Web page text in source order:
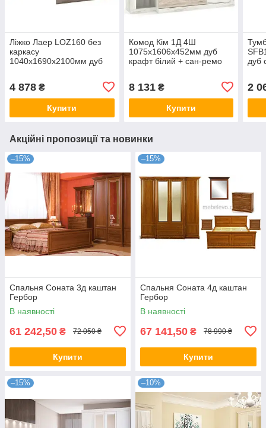
Ліжко Лаер LOZ160 без
каркасу
1040х1690х2100мм дуб
сонома трюфель Гербор
4 878 ₴
Купити
Комод Кім 1Д 4Ш
1075х1606х452мм дуб
крафт білий + сан-ремо
8 131₴
Купити
дуб
2
Акційні пропозиції та новинки
–15%
Спальня Соната 3д каштан
Гербор
В наявності
61 242,50 ₴ 72 050 ₴
Купити
–15%
Спальня Соната 4д каштан
Гербор
В наявності
67 141,50 ₴ 78 990 ₴
Купити
–15% –10%